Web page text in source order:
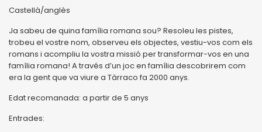
Castellà/anglès
Ja sabeu de quina família romana sou? Resoleu les pistes,
trobeu el vostre nom, observeu els objectes, vestiu-vos com els
romans i acompliu la vostra missió per transformar-vos en una
família romana! A través d’un joc en família descobrirem com
era la gent que va viure a Tàrraco fa 2000 anys.
Edat recomanada: a partir de 5 anys
Entrades: